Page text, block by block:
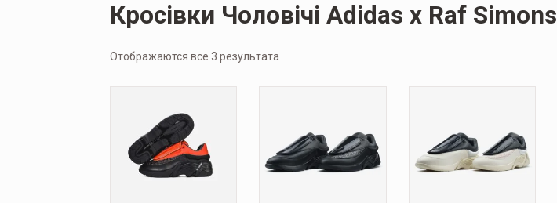
Кросівки Чоловічі Adidas x Raf Simons
Отображаются все 3 результата